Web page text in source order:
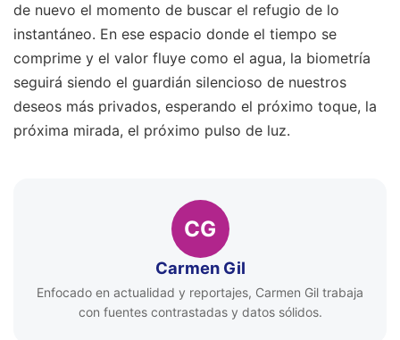
de nuevo el momento de buscar el refugio de lo
instantáneo. En ese espacio donde el tiempo se
comprime y el valor fluye como el agua, la biometría
seguirá siendo el guardián silencioso de nuestros
deseos más privados, esperando el próximo toque, la
próxima mirada, el próximo pulso de luz.
CG
Carmen Gil
Enfocado en actualidad y reportajes, Carmen Gil trabaja
con fuentes contrastadas y datos sólidos.